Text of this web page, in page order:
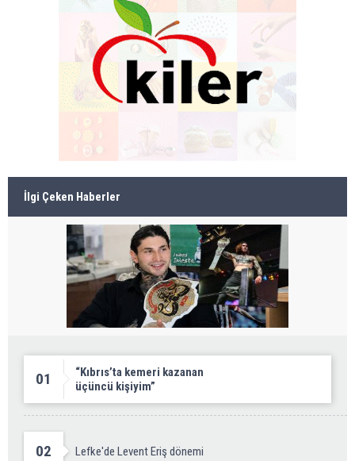
İlgi Çeken Haberler
01
“Kıbrıs’ta kemeri kazanan
üçüncü kişiyim”
02 Lefke'de Levent Eriş dönemi